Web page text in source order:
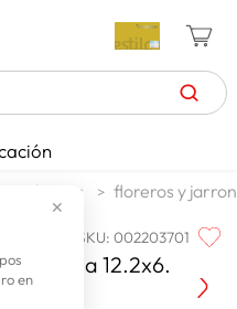
✕
en
adornos floreros y
SKU:002203701
Alpaca 12.2x6.